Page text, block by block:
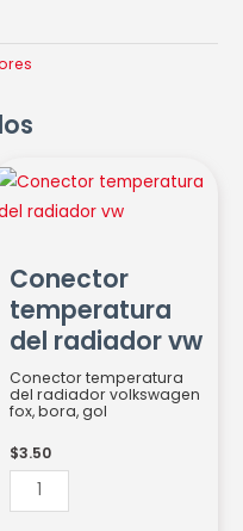
Conector
temperatura
del radiador vw
Conector temperatura
del radiador volkswagen
fox, bora, gol
$3.50
Conector
temperatura
vw
cantidad